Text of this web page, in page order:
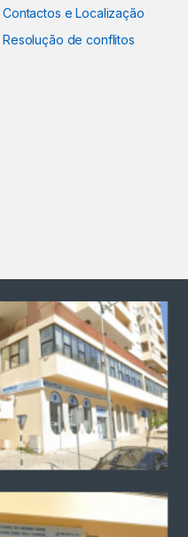
Contactos e Localização
Resolução de conflitos